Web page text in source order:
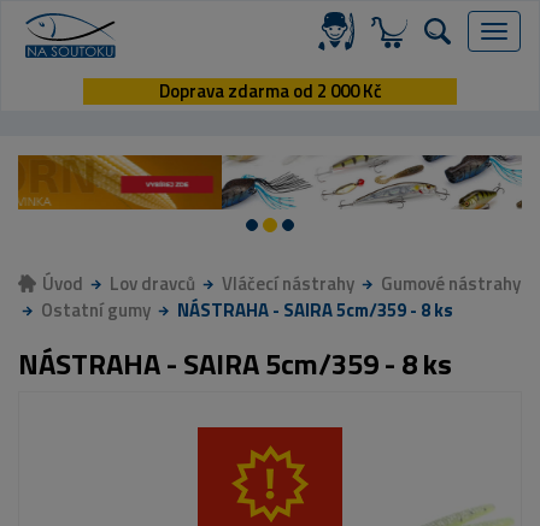
Menu
Doprava zdarma od 2 000 Kč
Úvod Lov dravců Vláčecí nástrahy
Gumové nástrahy
Ostatní gumy
NÁSTRAHA - SAIRA 5cm/359 - 8 ks
NÁSTRAHA - SAIRA 5cm/359 - 8 ks